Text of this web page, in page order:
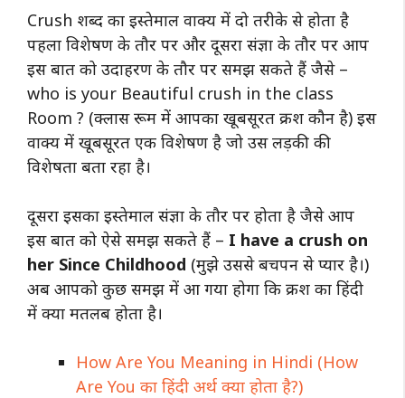
Crush शब्द का इस्तेमाल वाक्य में दो तरीके से होता है
पहला विशेषण के तौर पर और दूसरा संज्ञा के तौर पर आप
इस बात को उदाहरण के तौर पर समझ सकते हैं जैसे –
who is your Beautiful crush in the class
Room ? (क्लास रूम में आपका खूबसूरत क्रश कौन है) इस
वाक्य में खूबसूरत एक विशेषण है जो उस लड़की की
विशेषता बता रहा है।
दूसरा इसका इस्तेमाल संज्ञा के तौर पर होता है जैसे आप
इस बात को ऐसे समझ सकते हैं – I have a crush on
her Since Childhood (मुझे उससे बचपन से प्यार है।)
अब आपको कुछ समझ में आ गया होगा कि क्रश का हिंदी
में क्या मतलब होता है।
How Are You Meaning in Hindi (How
Are You का हिंदी अर्थ क्या होता है?)